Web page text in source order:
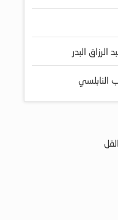
البدر
النابلسي